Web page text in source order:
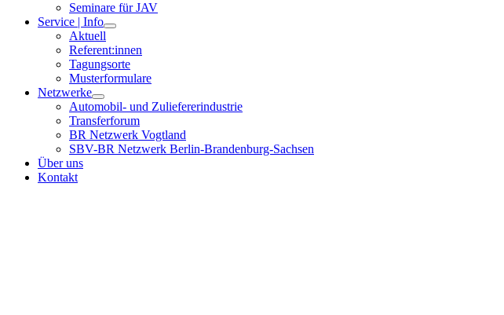
Seminare für JAV
Service | Info
Aktuell
Referent:innen
Tagungsorte
Musterformulare
Netzwerke
Automobil- und Zuliefererindustrie
Transferforum
BR Netzwerk Vogtland
SBV-BR Netzwerk Berlin-Brandenburg-Sachsen
Über uns
Kontakt